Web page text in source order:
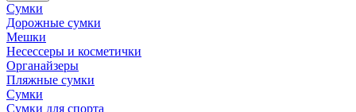
Сумки
Дорожные сумки
Мешки
Несессеры и косметички
Органайзеры
Пляжные сумки
Сумки
Сумки для спорта